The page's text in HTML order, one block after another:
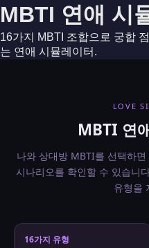
MBTI Love
Which MBTI types are the
Pairings like ENFP-INFJ,
How does love style differ by
Each MBTI type has a
All 16 MBTI types are
What languages are
The simulation is available in
MBTI 연애 시
16가지 MBTI 조합으로 궁합
는 연애 시뮬레이터.
LOVE
MBTI 연
나와 상대방 MBTI를 선택하
시나리오를 확인할 수 있습니
유형을
16가지 유형